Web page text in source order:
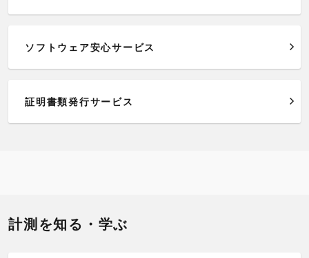
ソフトウェア安心サービス
証明書類発行サービス
計測を知る・学ぶ